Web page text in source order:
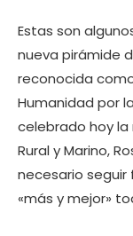
Estas son
nueva pirámide
reconocida
Humanidad por
celebrado hoy la
Rural y Marino,
necesario
«más y mejor»